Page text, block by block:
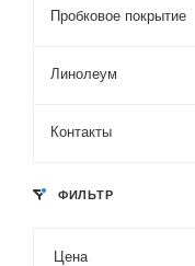
Пробковое покрытие
Линолеум
Контакты
ФИЛЬТР
Цена